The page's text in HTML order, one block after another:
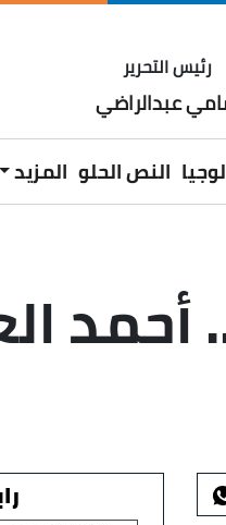
رئيس التحرير
عبدالراضي
النص الحلو المزيد
أحمد